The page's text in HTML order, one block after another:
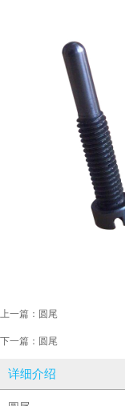
上一篇： 圆尾
下一篇： 圆尾
详细介绍